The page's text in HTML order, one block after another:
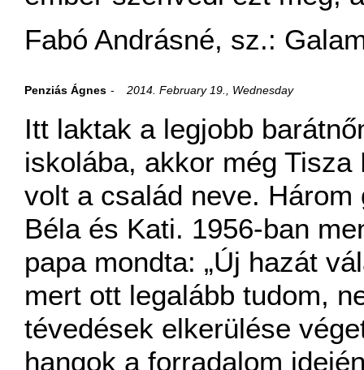
Fabó Andrásné, sz.:
Penziás Ágnes 2014. February 19., Wednesday
Itt laktak a legjobb
iskolába, akkor még
volt a család neve.
Béla és Kati. 1956-ban
papa mondta: „Új hazát
mert ott legalább tudom,
tévedések elkerülése
hangok a forradalom